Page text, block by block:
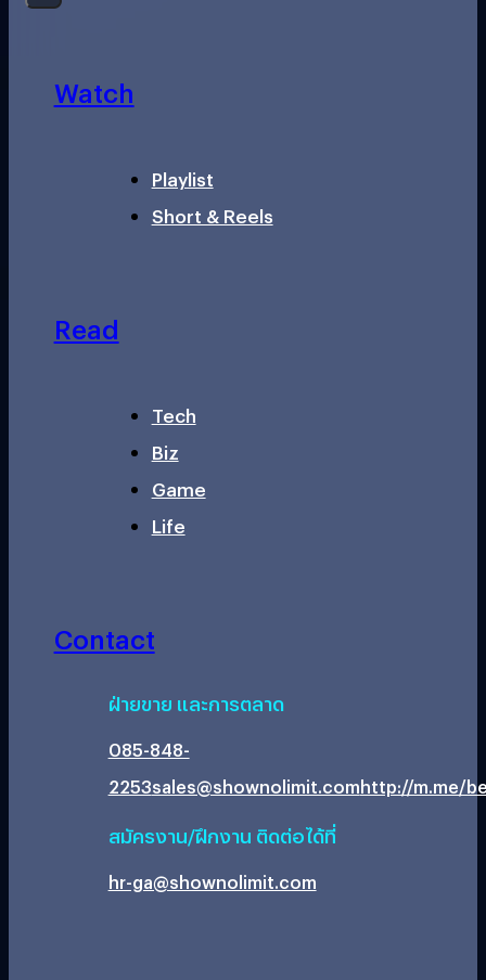
Watch
Playlist
Short & Reels
Read
Tech
Biz
Game
Life
Contact
ฝ่ายขาย และการตลาด
085-848-
2253sales@shownolimit.comhttp://m.me/
สมัครงาน/ฝึกงาน ติดต่อได้ที่
hr-ga@shownolimit.com